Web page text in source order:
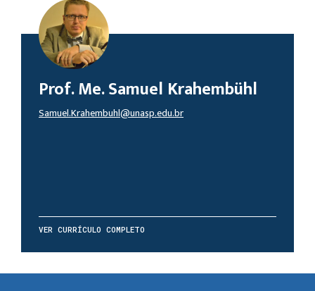
Prof. Me. Samuel Krahembühl
Samuel.Krahembuhl@unasp.edu.br
VER CURRÍCULO COMPLETO